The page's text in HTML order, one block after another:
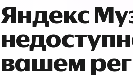
Яндекс
вашем